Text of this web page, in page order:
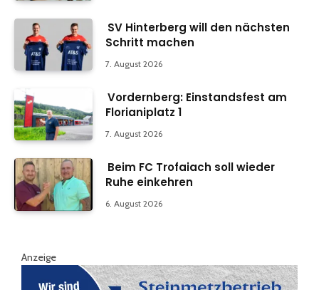
SV Hinterberg will den nächsten
Schritt machen
7. August 2026
Vordernberg: Einstandsfest am
Florianiplatz 1
7. August 2026
Beim FC Trofaiach soll wieder
Ruhe einkehren
6. August 2026
Anzeige